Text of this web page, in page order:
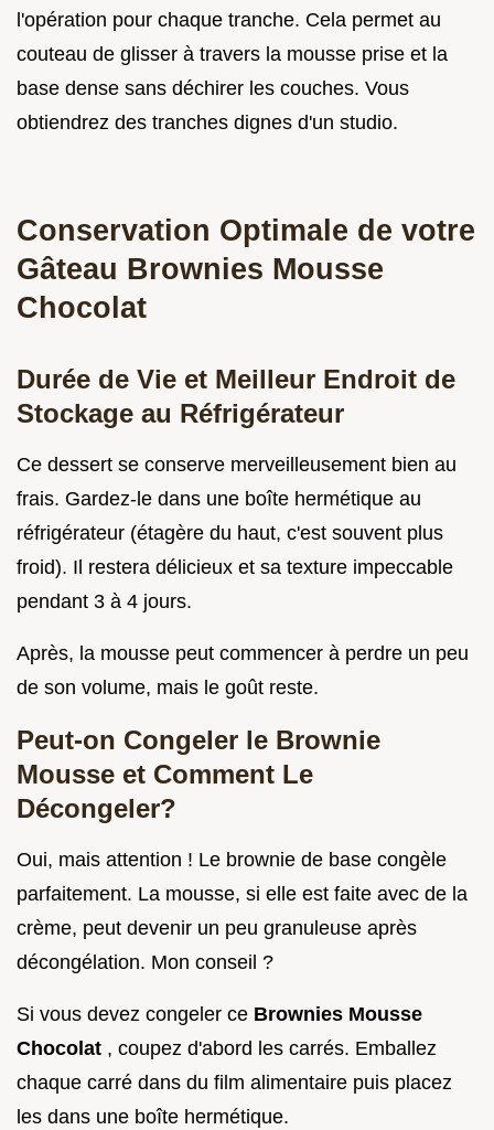
l'opération pour chaque tranche. Cela permet au
couteau de glisser à travers la mousse prise et la
base dense sans déchirer les couches. Vous
obtiendrez des tranches dignes d'un studio.
Conservation Optimale de votre
Gâteau Brownies Mousse
Chocolat
Durée de Vie et Meilleur Endroit de
Stockage au Réfrigérateur
Ce dessert se conserve merveilleusement bien au
frais. Gardez-le dans une boîte hermétique au
réfrigérateur (étagère du haut, c'est souvent plus
froid). Il restera délicieux et sa texture impeccable
pendant 3 à 4 jours.
Après, la mousse peut commencer à perdre un peu
de son volume, mais le goût reste.
Peut-on Congeler le Brownie
Mousse et Comment Le
Décongeler?
Oui, mais attention ! Le brownie de base congèle
parfaitement. La mousse, si elle est faite avec de la
crème, peut devenir un peu granuleuse après
décongélation. Mon conseil ?
Si vous devez congeler ce Brownies Mousse
Chocolat , coupez d'abord les carrés. Emballez
chaque carré dans du film alimentaire puis placez
les dans une boîte hermétique.